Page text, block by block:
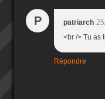
P patriarch
<br /> Tu as
Répondre